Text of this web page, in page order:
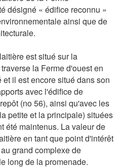
désigné « édifice reconnu »
ainsi que de
est situé sur la
la Ferme d'ouest en
il est encore situé dans son
avec l'édifice de
(no 56), ainsi qu'avec les
petite et la principale) situées
été maintenus. La valeur de
en tant que point d'intérêt
grand complexe de
long de la promenade.